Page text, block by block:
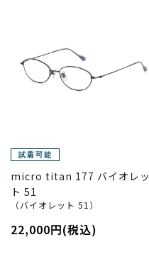
micro titan 177 バイオレッ
ト 51
（バイオレット 51）
22,000円(税込)